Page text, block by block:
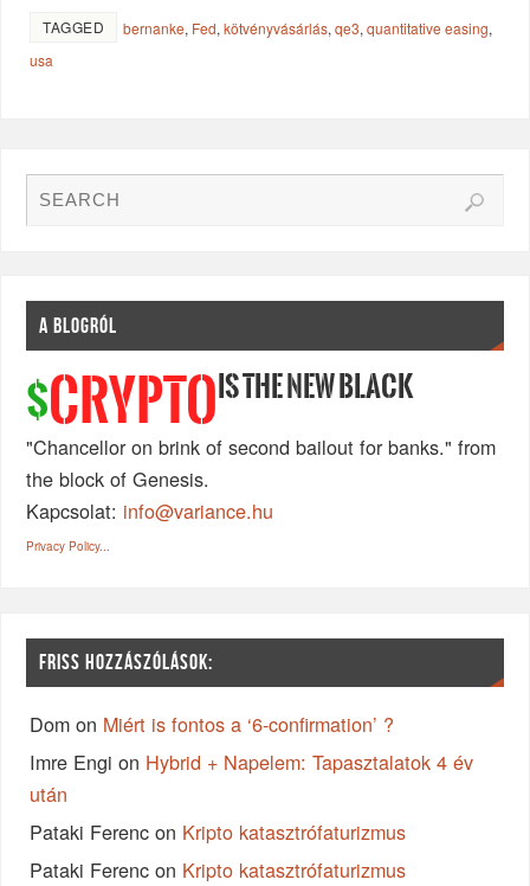
TAGGED bernanke, Fed,kötvényvásárlás,qe3,quantitative easing,
usa
A BLOGRÓL
$CRYPTO IS THE NEW BLACK
"Chancellor on brink of second bailout for banks." from
the block of Genesis.
Kapcsolat: info@variance.hu
Privacy Policy...
FRISS HOZZÁSZÓLÁSOK:
Dom on Miért is fontos a ‘6-confirmation’ ?
Imre Engi on Hybrid + Napelem: Tapasztalatok 4 év
után
Pataki Ferenc on Kripto katasztrófaturizmus
Pataki Ferenc on Kripto katasztrófaturizmus